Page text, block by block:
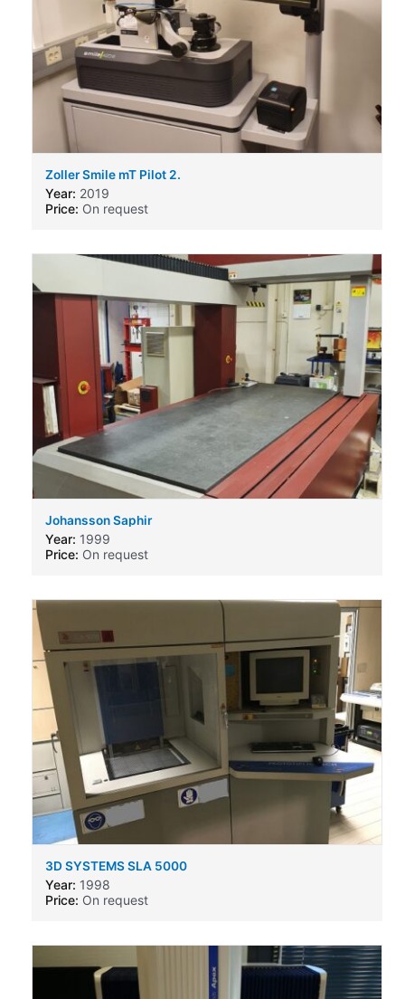
Zoller Smile mT Pilot 2.
Year: 2019
Price: On request
Johansson Saphir
Year: 1999
Price: On request
3D SYSTEMS SLA 5000
Year: 1998
Price: On request